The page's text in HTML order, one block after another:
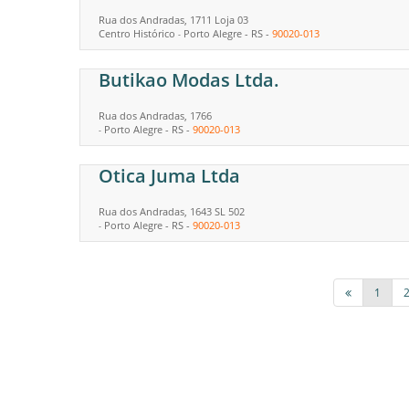
Rua dos Andradas, 1711 Loja 03
Centro Histórico - Porto Alegre - RS - 90020-013
Butikao Modas Ltda.
Rua dos Andradas, 1766
- Porto Alegre - RS - 90020-013
Otica Juma Ltda
Rua dos Andradas, 1643 SL 502
- Porto Alegre - RS - 90020-013
1 2